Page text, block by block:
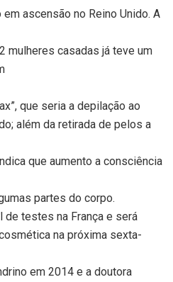
ascensão no Reino Unido. A
mulheres casadas já teve um
que seria a depilação ao
além da retirada de pelos a
que aumento a consciência
partes do corpo.
de testes na França e será
na próxima sexta-
em 2014 e a doutora